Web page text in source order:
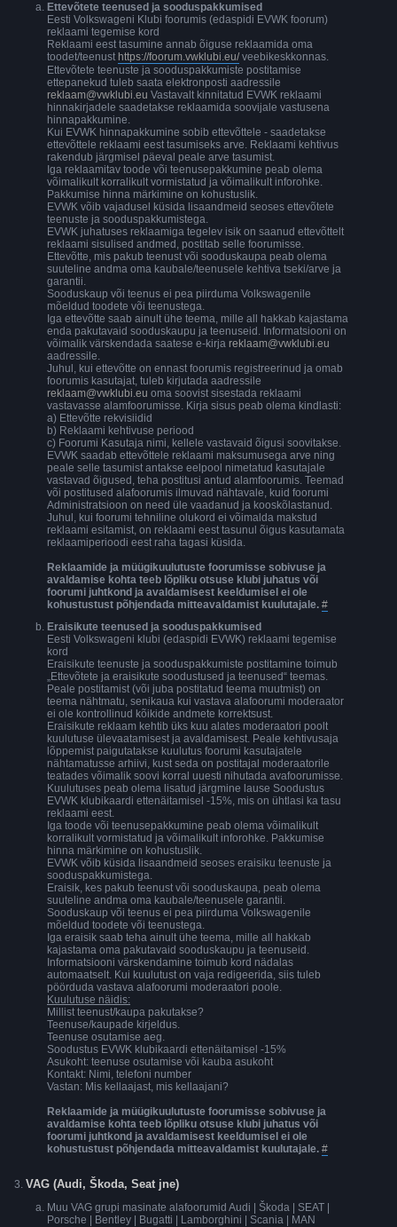
Ettevõtete teenused ja sooduspakkumised
Eesti Volkswageni Klubi foorumis (edaspidi EVWK foorum)
reklaami tegemise kord
Reklaami eest tasumine annab õiguse reklaamida oma
toodet/teenust https://foorum.vwklubi.eu/veebikeskkonnas.
Ettevõtete teenuste ja sooduspakkumiste postitamise
ettepanekud tuleb saata elektronposti aadressile
reklaam@vwklubi.eu Vastavalt kinnitatud EVWK reklaami
hinnakirjadele saadetakse reklaamida soovijale vastusena
hinnapakkumine.
Kui EVWK hinnapakkumine sobib ettevõttele - saadetakse
ettevõttele reklaami eest tasumiseks arve. Reklaami kehtivus
rakendub järgmisel päeval peale arve tasumist.
Iga reklaamitav toode või teenusepakkumine peab olema
võimalikult korralikult vormistatud ja võimalikult inforohke.
Pakkumise hinna märkimine on kohustuslik.
EVWK võib vajadusel küsida lisaandmeid seoses ettevõtete
teenuste ja sooduspakkumistega.
EVWK juhatuses reklaamiga tegelev isik on saanud ettevõttelt
reklaami sisulised andmed, postitab selle foorumisse.
Ettevõtte, mis pakub teenust või sooduskaupa peab olema
suuteline andma oma kaubale/teenusele kehtiva tseki/arve ja
garantii.
Sooduskaup või teenus ei pea piirduma Volkswagenile
mõeldud toodete või teenustega.
Iga ettevõtte saab ainult ühe teema, mille all hakkab kajastama
enda pakutavaid sooduskaupu ja teenuseid. Informatsiooni on
võimalik värskendada saatese e-kirja reklaam@vwklubi.eu
aadressile.
Juhul, kui ettevõtte on ennast foorumis registreerinud ja omab
foorumis kasutajat, tuleb kirjutada aadressile
reklaam@vwklubi.eu oma soovist sisestada reklaami
vastavasse alamfoorumisse. Kirja sisus peab olema kindlasti:
a) Ettevõtte rekvisiidid
b) Reklaami kehtivuse periood
c) Foorumi Kasutaja nimi, kellele vastavaid õigusi soovitakse.
EVWK saadab ettevõttele reklaami maksumusega arve ning
peale selle tasumist antakse eelpool nimetatud kasutajale
vastavad õigused, teha postitusi antud alamfoorumis. Teemad
või postitused alafoorumis ilmuvad nähtavale, kuid foorumi
Administratsioon on need üle vaadanud ja kooskõlastanud.
Juhul, kui foorumi tehniline olukord ei võimalda makstud
reklaami esitamist, on reklaami eest tasunul õigus kasutamata
reklaamiperioodi eest raha tagasi küsida.
Reklaamide ja müügikuulutuste foorumisse sobivuse ja
avaldamise kohta teeb lõpliku otsuse klubi juhatus või
foorumi juhtkond ja avaldamisest keeldumisel ei ole
kohustustust põhjendada mitteavaldamist kuulutajale. #
Eraisikute teenused ja sooduspakkumised
Eesti Volkswageni klubi (edaspidi EVWK) reklaami tegemise
kord
Eraisikute teenuste ja sooduspakkumiste postitamine toimub
„Ettevõtete ja eraisikute soodustused ja teenused“ teemas.
Peale postitamist (või juba postitatud teema muutmist) on
teema nähtmatu, senikaua kui vastava alafoorumi moderaator
ei ole kontrollinud kõikide andmete korrektsust.
Eraisikute reklaam kehtib üks kuu alates moderaatori poolt
kuulutuse ülevaatamisest ja avaldamisest. Peale kehtivusaja
lõppemist paigutatakse kuulutus foorumi kasutajatele
nähtamatusse arhiivi, kust seda on postitajal moderaatorile
teatades võimalik soovi korral uuesti nihutada avafoorumisse.
Kuulutuses peab olema lisatud järgmine lause Soodustus
EVWK klubikaardi ettenäitamisel -15%, mis on ühtlasi ka tasu
reklaami eest.
Iga toode või teenusepakkumine peab olema võimalikult
korralikult vormistatud ja võimalikult inforohke. Pakkumise
hinna märkimine on kohustuslik.
EVWK võib küsida lisaandmeid seoses eraisiku teenuste ja
sooduspakkumistega.
Eraisik, kes pakub teenust või sooduskaupa, peab olema
suuteline andma oma kaubale/teenusele garantii.
Sooduskaup või teenus ei pea piirduma Volkswagenile
mõeldud toodete või teenustega.
Iga eraisik saab teha ainult ühe teema, mille all hakkab
kajastama oma pakutavaid sooduskaupu ja teenuseid.
Informatsiooni värskendamine toimub kord nädalas
automaatselt. Kui kuulutust on vaja redigeerida, siis tuleb
pöörduda vastava alafoorumi moderaatori poole.
Kuulutuse näidis:
Millist teenust/kaupa pakutakse?
Teenuse/kaupade kirjeldus.
Teenuse osutamise aeg.
Soodustus EVWK klubikaardi ettenäitamisel -15%
Asukoht: teenuse osutamise või kauba asukoht
Kontakt: Nimi, telefoni number
Vastan: Mis kellaajast, mis kellaajani?
Reklaamide ja müügikuulutuste foorumisse sobivuse ja
avaldamise kohta teeb lõpliku otsuse klubi juhatus või
foorumi juhtkond ja avaldamisest keeldumisel ei ole
kohustustust põhjendada mitteavaldamist kuulutajale. #
VAG (Audi, Škoda, Seat jne)
Muu VAG grupi masinate alafoorumid Audi | Škoda | SEAT |
Porsche | Bentley | Bugatti | Lamborghini | Scania | MAN